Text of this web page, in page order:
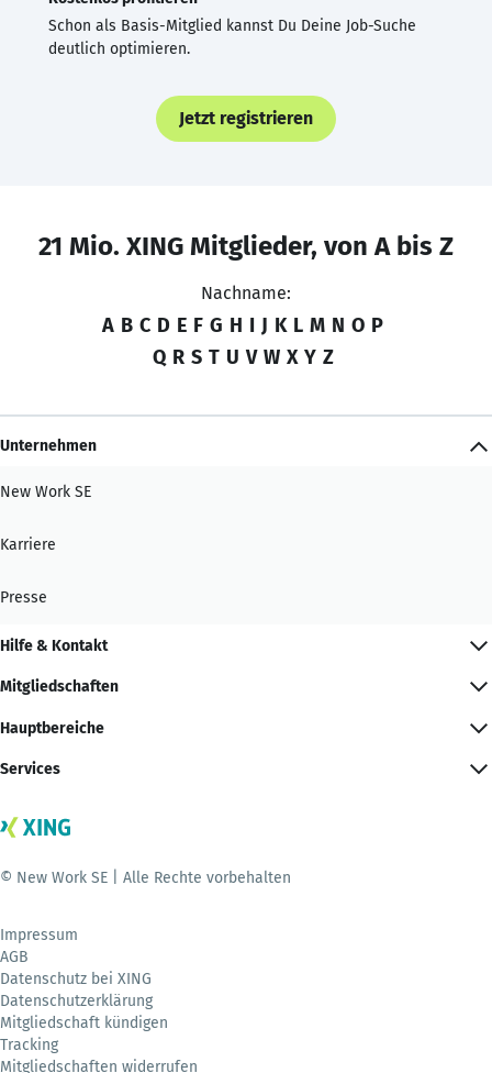
Schon als Basis-Mitglied kannst Du Deine Job-Suche
deutlich optimieren.
Jetzt registrieren
21 Mio. XING Mitglieder, von A bis Z
Nachname:
A B C D E F G H I J K L M N O P
Q R S T U V W X Y Z
Unternehmen
New Work SE
Karriere
Presse
Hilfe & Kontakt
Mitgliedschaften
Hauptbereiche
Services
© New Work SE | Alle Rechte vorbehalten
Impressum
AGB
Datenschutz bei XING
Datenschutzerklärung
Mitgliedschaft kündigen
Tracking
Mitgliedschaften widerrufen